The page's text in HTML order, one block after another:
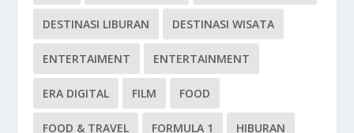
DESTINASI LIBURAN DESTINASI WISATA
ENTERTAIMENT ENTERTAINMENT
ERA DIGITAL FILM FOOD
FOOD & TRAVEL FORMULA 1 HIBURAN